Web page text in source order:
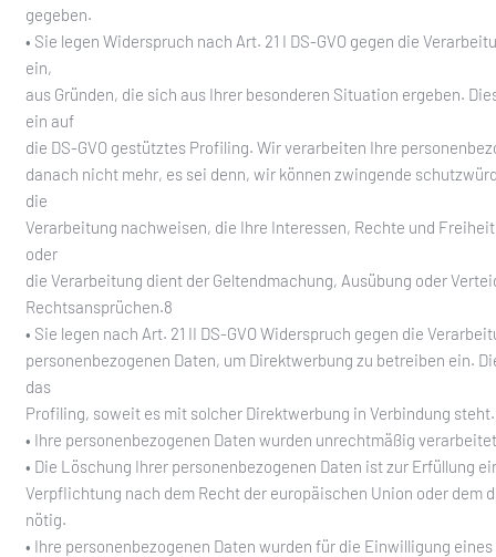
gegeben.
• Sie legen Widerspruch nach Art. 21 I DS-GVO gegen die
ein,
aus Gründen, die sich aus Ihrer besonderen Situation ergeben.
ein auf
die DS-GVO gestütztes Profiling. Wir verarbeiten Ihre
danach nicht mehr, es sei denn, wir können zwingende
die
Verarbeitung nachweisen, die Ihre Interessen, Rechte und
oder
die Verarbeitung dient der Geltendmachung, Ausübung oder
Rechtsansprüchen.8
• Sie legen nach Art. 21 II DS-GVO Widerspruch gegen die
personenbezogenen Daten, um Direktwerbung zu betreiben ein.
das
Profiling, soweit es mit solcher Direktwerbung in Verbindung steht.
• Ihre personenbezogenen Daten wurden unrechtmäßig
• Die Löschung Ihrer personenbezogenen Daten ist zur Erfüllung
Verpflichtung nach dem Recht der europäischen Union oder dem
nötig.
• Ihre personenbezogenen Daten wurden für die Einwilligung